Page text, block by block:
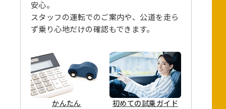
安心。
スタッフの運転でのご案内や、 公道を走ら
ず乗り心地だけの確認もできます。
かんたん
初めての試乗ガイド